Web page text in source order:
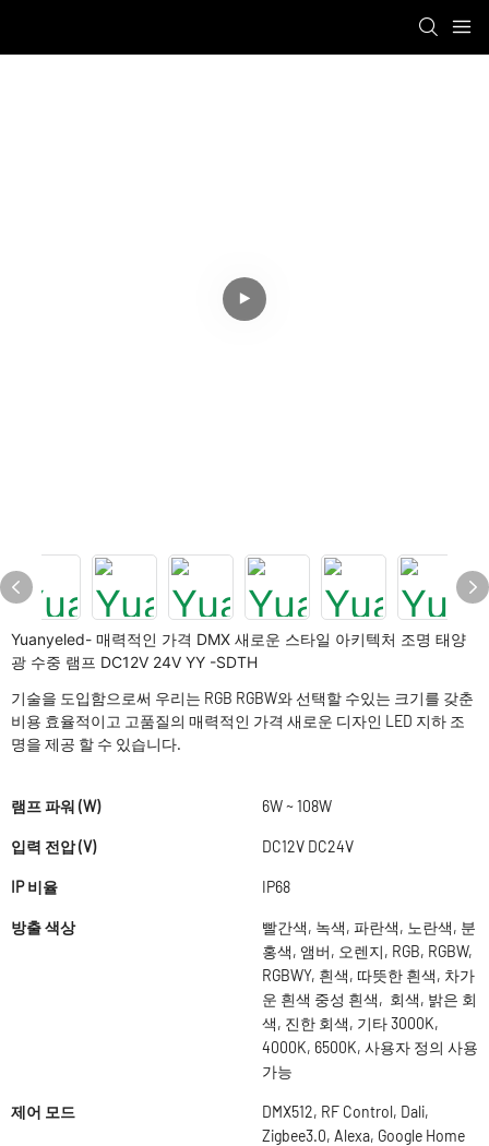
Yuanyeled- 매력적인 가격 DMX 새로운 스타일 아키텍처 조명 태양
광 수중 램프 DC12V 24V YY -SDTH
기술을 도입함으로써 우리는 RGB RGBW와 선택할 수있는 크기를 갖춘
비용 효율적이고 고품질의 매력적인 가격 새로운 디자인 LED 지하 조
명을 제공 할 수 있습니다.
램프 파워 (W) 6W ~ 108W
입력 전압 (V) DC12V DC24V
IP 비율 IP68
방출 색상
빨간색, 녹색, 파란색, 노란색, 분
홍색, 앰버, 오렌지, RGB, RGBW,
RGBWY, 흰색, 따뜻한 흰색, 차가
운 흰색 중성 흰색, 회색, 밝은 회
색, 진한 회색, 기타 3000K,
4000K, 6500K, 사용자 정의 사용
가능
제어 모드
DMX512, RF Control, Dali,
Zigbee3.0, Alexa, Google Home